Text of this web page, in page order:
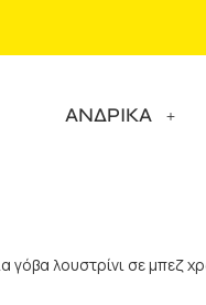
ΑΝΔΡΙΚΑ
γόβα λουστρίνι σε μπεζ